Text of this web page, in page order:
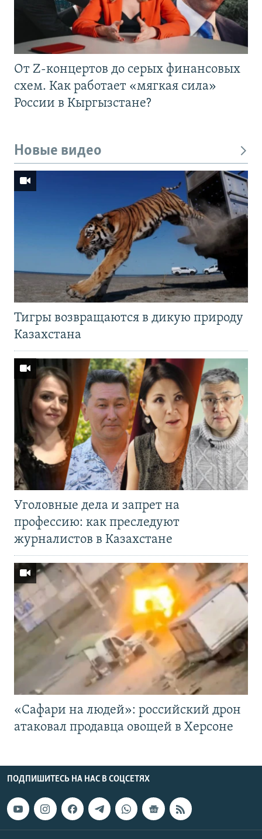
От Z-концертов до серых финансовых
схем. Как работает «мягкая сила»
России в Кыргызстане?
Новые видео
Тигры возвращаются в дикую природу
Казахстана
Уголовные дела и запрет на
профессию: как преследуют
журналистов в Казахстане
«Cафари на людей»: российский дрон
атаковал продавца овощей в Херсоне
ПОДПИШИТЕСЬ НА НАС В СОЦСЕТЯХ